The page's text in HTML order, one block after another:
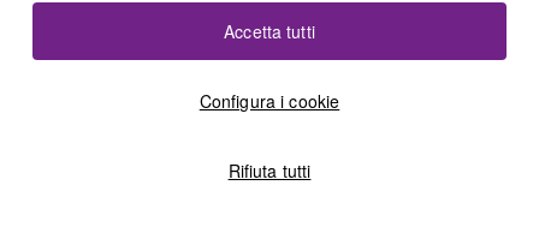
Configura i cookie
Rifiuta tutti
Accetta tutti